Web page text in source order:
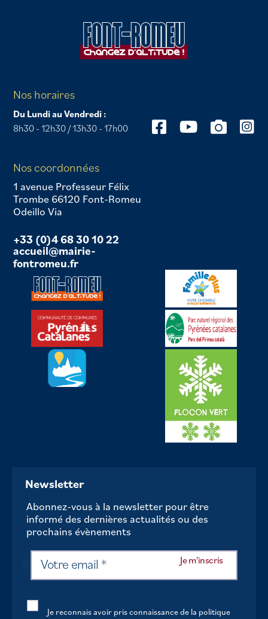
Nos horaires
Du Lundi au Vendredi :
8h30 - 12h30 / 13h30 - 17h00
Nos coordonnées
1 avenue Professeur Félix
Trombe 66120 Font-Romeu
Odeillo Via
+33 (0)4 68 30 10 22
accueil@mairie-
fontromeu.fr
Newsletter
Abonnez-vous à la newsletter pour être
informé des dernières actualités ou des
prochains évènements
Je reconnais avoir pris connaissance de la politique